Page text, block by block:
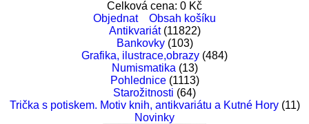
Celková cena: 0 Kč
Objednat
Obsah košíku
Antikvariát(11822)
Bankovky(103)
Grafika, ilustrace,obrazy (484)
Numismatika (13)
Pohlednice(1113)
Starožitnosti (64)
Trička s potiskem. Motiv knih, antikvariátu a Kutné Hory(11)
Novinky